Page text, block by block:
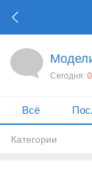
Сегодня: 0
Всё
Категории